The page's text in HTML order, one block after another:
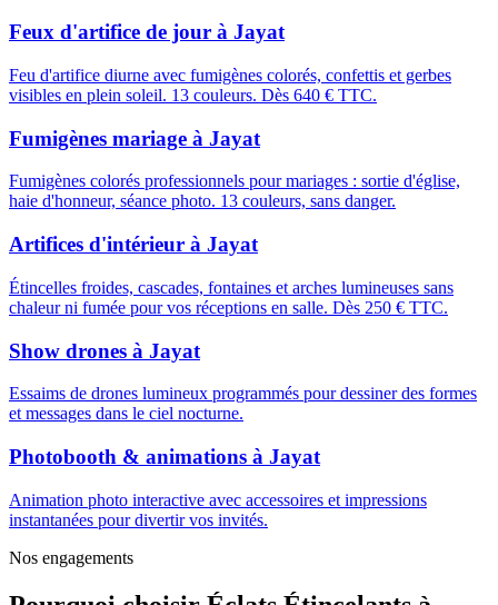
Feux d'artifice de jour à Jayat
Feu d'artifice diurne avec fumigènes colorés, confettis et gerbes
visibles en plein soleil. 13 couleurs. Dès 640 € TTC.
Fumigènes mariage à Jayat
Fumigènes colorés professionnels pour mariages : sortie d'église,
haie d'honneur, séance photo. 13 couleurs, sans danger.
Artifices d'intérieur à Jayat
Étincelles froides, cascades, fontaines et arches lumineuses sans
chaleur ni fumée pour vos réceptions en salle. Dès 250 € TTC.
Show drones à Jayat
Essaims de drones lumineux programmés pour dessiner des formes
et messages dans le ciel nocturne.
Photobooth & animations à Jayat
Animation photo interactive avec accessoires et impressions
instantanées pour divertir vos invités.
Nos engagements